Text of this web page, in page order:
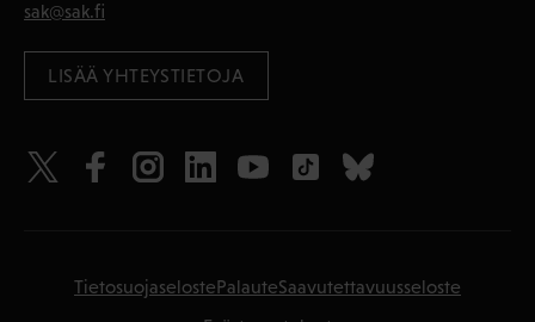
sak@sak.fi
LISÄÄ YHTEYSTIETOJA
TietosuojaselostePalauteSaavutettavuusseloste